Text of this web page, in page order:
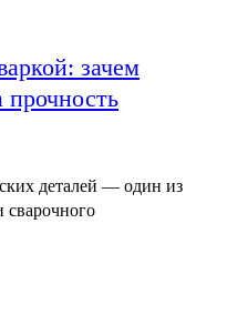
зачем
прочность
деталей — один из
сварочного